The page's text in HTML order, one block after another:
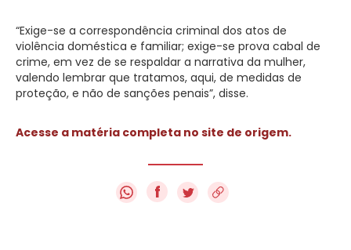
“Exige-se a correspondência criminal dos atos de
violência doméstica e familiar; exige-se prova cabal de
crime, em vez de se respaldar a narrativa da mulher,
valendo lembrar que tratamos, aqui, de medidas de
proteção, e não de sanções penais”, disse.
Acesse a matéria completa no site de origem.
f